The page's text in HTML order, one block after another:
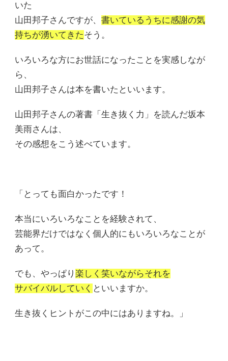
いた
山田邦子さんですが、 書いているうちに感謝の気
持ちが湧いてきたそう。
いろいろな方にお世話になったことを実感しなが
ら、
山田邦子さんは本を書いたといいます。
山田邦子さんの著書「生き抜く力」を読んだ坂本
美雨さんは、
その感想をこう述べています。
「とっても面白かったです！
本当にいろいろなことを経験されて、
芸能界だけではなく個人的にもいろいろなことが
あって。
でも、やっぱり 楽しく笑いながらそれを
サバイバルしていく といいますか。
生き抜くヒントがこの中にはありますね。」